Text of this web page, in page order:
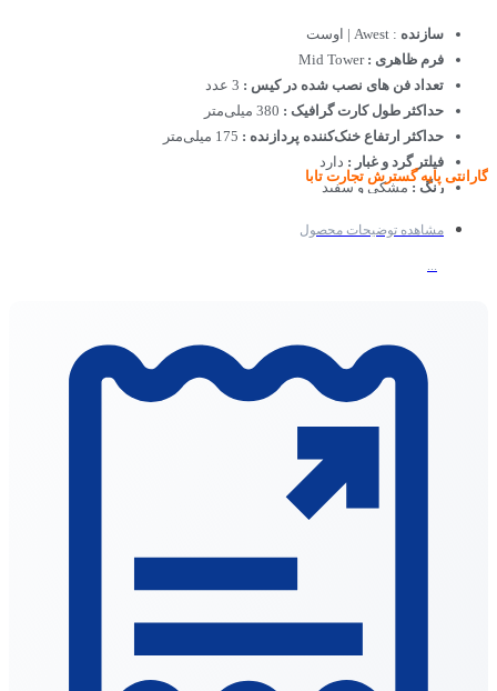
سازنده : Awest | اوست
فرم ظاهری : Mid Tower
تعداد فن های نصب شده در کیس :
حداکثر طول کارت گرافیک :
حداکثر ارتفاع خنک‌کننده پردازنده :
فیلتر گرد و غبار : دارد
رنگ : مشکی و سفید
گارانتی پایه گسترش تجارت تابا
مشاهده توضیحات محصول